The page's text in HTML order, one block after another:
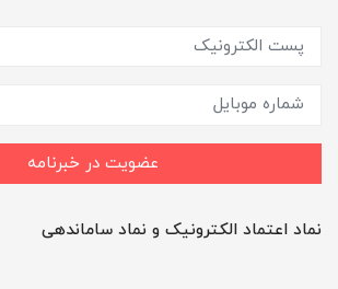
عضویت در خبرنامه
نماد اعتماد الکترونیک و نماد ساماندهی